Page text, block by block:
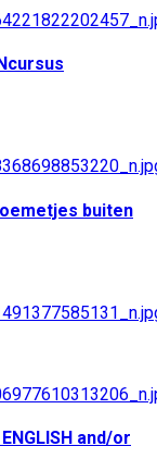
buiten
and/or